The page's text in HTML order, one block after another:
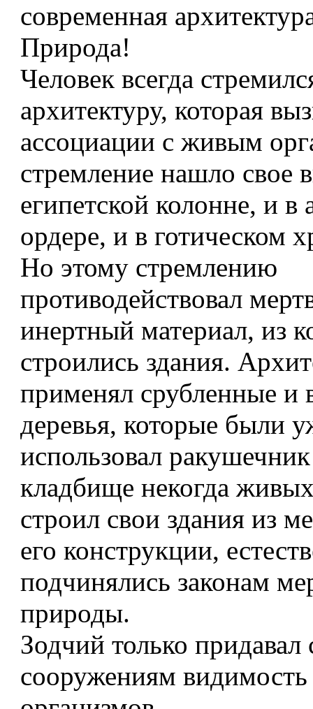
современная
Природа!
Человек всегда
архитектуру, которая
ассоциации с живым
стремление нашло свое
египетской колонне, и в
ордере, и в готическом
Но этому стремлению
противодействовал
инертный материал, из
строились здания.
применял срубленные и
деревья, которые были
использовал
кладбище некогда
строил свои здания из
его конструкции,
подчинялись законам
природы.
Зодчий только придавал
сооружениям